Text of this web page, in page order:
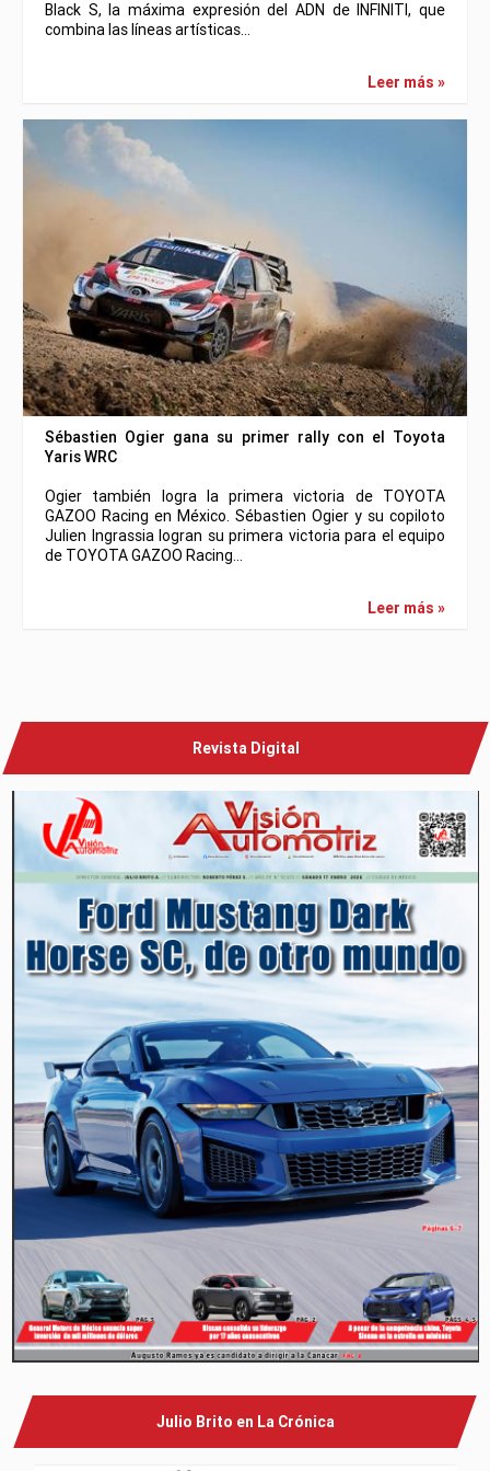
Black S, la máxima expresión del ADN de INFINITI, que
combina las líneas artísticas…
Leer más »
Sébastien Ogier gana su primer rally con el Toyota
Yaris WRC
Ogier también logra la primera victoria de TOYOTA
GAZOO Racing en México. Sébastien Ogier y su copiloto
Julien Ingrassia logran su primera victoria para el equipo
de TOYOTA GAZOO Racing…
Leer más »
Revista Digital
Julio Brito en La Crónica